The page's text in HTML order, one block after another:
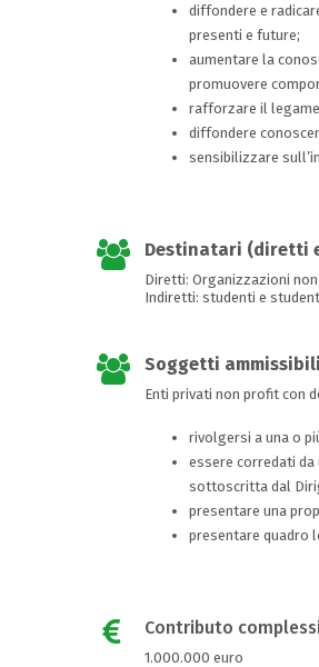
diffondere e
presenti e future;
aumentare la
promuovere
rafforzare il
diffondere
sensibilizzare
Destinatari (diretti
Diretti: Organizzazioni
Indiretti: studenti e
Soggetti
Enti privati non profit con
rivolgersi a una o
essere corredati
sottoscritta dal
presentare una
presentare quadro
Contributo
1.000.000 euro